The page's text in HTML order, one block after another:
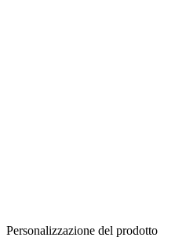
Personalizzazione del prodotto